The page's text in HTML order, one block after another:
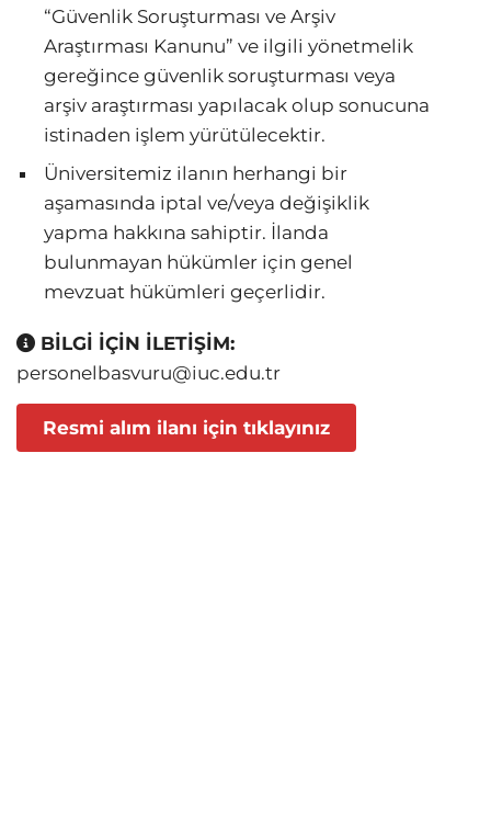
“Güvenlik Soruşturması ve Arşiv
Araştırması Kanunu” ve ilgili yönetmelik
gereğince güvenlik soruşturması veya
arşiv araştırması yapılacak olup sonucuna
istinaden işlem yürütülecektir.
Üniversitemiz ilanın herhangi bir
aşamasında iptal ve/veya değişiklik
yapma hakkına sahiptir. İlanda
bulunmayan hükümler için genel
mevzuat hükümleri geçerlidir.
BİLGİ İÇİN İLETİŞİM:
personelbasvuru@iuc.edu.tr
Resmi alım ilanı için tıklayınız